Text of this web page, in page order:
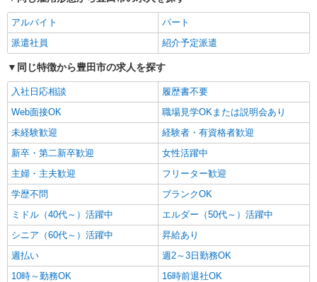
時給1500円〜2125円 ＜日払い有/週払い有/交
通費全支給(ガソリン代含む)＞
豊田市◎車通勤OK
キープ
派遣社員
株式会社ブレイブ（マイナビグループ）/MD23
介護スタッフ ◆デイサービス、サービス付き
高齢者向け住宅、グループホームなど様々な勤
務先から選べます。
未経験：時給1400〜1600円（資格・経験によ
る） 経験者：時給1600〜1800円（資格・経験によ
日）＝31万6800円 ◆昇給あり ◆支払い方法 ※日
払い/週払い/月払い対応も可能です。詳しくは面談
時にご相談ください。 ◆交通費：別途全額支給 ※
当社規定あり
愛知県豊田市 【最寄駅】 ◆各線「梅坪駅」 ◆
名鉄三河線「上挙母駅」 ◆愛知環状鉄道「永覚
駅」 ★その他、近隣に多数勤務地あります！
キープ
派遣社員
アルバイト
パート
派遣社員
紹介予定派遣
同じ特徴から豊田市の求人を探す
入社日応相談
履歴書不要
Web面接OK
職場見学OKまたは説明会あり
未経験歓迎
経験者・有資格者歓迎
新卒・第二新卒歓迎
女性活躍中
主婦・主夫歓迎
フリーター歓迎
学歴不問
ブランクOK
ミドル（40代～）活躍中
エルダー（50代～）活躍中
シニア（60代～）活躍中
昇給あり
週払い
週2～3日勤務OK
10時～勤務OK
16時前退社OK